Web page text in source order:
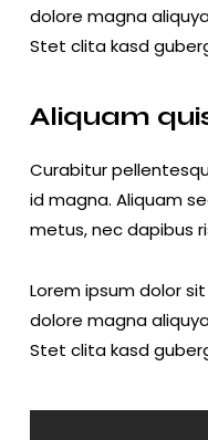
dolore magna
Stet clita kasd
Aliquam
Curabitur
id magna. Aliquam
metus, nec dapibus
Lorem ipsum dolor
dolore magna
Stet clita kasd